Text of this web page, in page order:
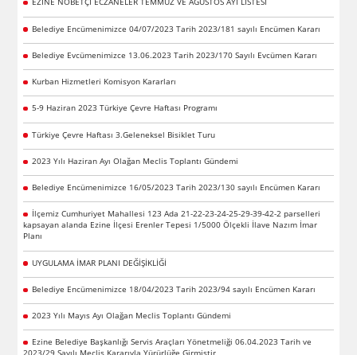
Belediye Encümenimizce 04/07/2023 Tarih 2023/181 sayılı Encümen Kararı
Belediye Evcümenimizce 13.06.2023 Tarih 2023/170 Sayılı Evcümen Kararı
Kurban Hizmetleri Komisyon Kararları
5-9 Haziran 2023 Türkiye Çevre Haftası Programı
Türkiye Çevre Haftası 3.Geleneksel Bisiklet Turu
2023 Yılı Haziran Ayı Olağan Meclis Toplantı Gündemi
Belediye Encümenimizce 16/05/2023 Tarih 2023/130 sayılı Encümen Kararı
İlçemiz Cumhuriyet Mahallesi 123 Ada 21-22-23-24-25-29-39-42-2 parselleri
kapsayan alanda Ezine İlçesi Erenler Tepesi 1/5000 Ölçekli İlave Nazım İmar
Planı
UYGULAMA İMAR PLANI DEĞİŞİKLİĞİ
Belediye Encümenimizce 18/04/2023 Tarih 2023/94 sayılı Encümen Kararı
2023 Yılı Mayıs Ayı Olağan Meclis Toplantı Gündemi
Ezine Belediye Başkanlığı Servis Araçları Yönetmeliği 06.04.2023 Tarih ve